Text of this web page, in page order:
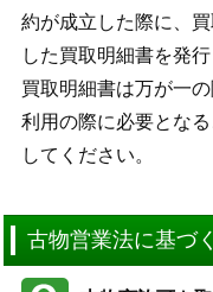
約が成立した際に、
した買取明細書を発行
買取明細書は万が一
利用の際に必要とな
してください。
古物営業法に基づ